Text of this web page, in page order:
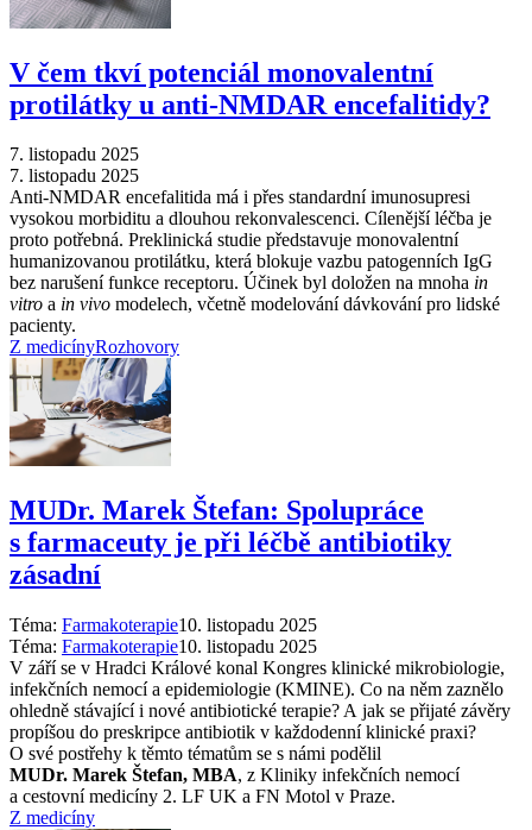
V čem tkví potenciál monovalentní
protilátky u anti-NMDAR encefalitidy?
7. listopadu 2025
7. listopadu 2025
Anti-NMDAR encefalitida má i přes standardní imunosupresi
vysokou morbiditu a dlouhou rekonvalescenci. Cílenější léčba je
proto potřebná. Preklinická studie představuje monovalentní
humanizovanou protilátku, která blokuje vazbu patogenních IgG
bez narušení funkce receptoru. Účinek byl doložen na mnoha in
vitro a in vivo modelech, včetně modelování dávkování pro lidské
pacienty.
Z medicínyRozhovory
MUDr. Marek Štefan: Spolupráce
s farmaceuty je při léčbě antibiotiky
zásadní
Téma: Farmakoterapie10. listopadu 2025
Téma: Farmakoterapie10. listopadu 2025
V září se v Hradci Králové konal Kongres klinické mikrobiologie,
infekčních nemocí a epidemiologie (KMINE). Co na něm zaznělo
ohledně stávající i nové antibiotické terapie? A jak se přijaté závěry
propíšou do preskripce antibiotik v každodenní klinické praxi?
O své postřehy k těmto tématům se s námi podělil
MUDr. Marek Štefan, MBA, z Kliniky infekčních nemocí
a cestovní medicíny 2. LF UK a FN Motol v Praze.
Z medicíny